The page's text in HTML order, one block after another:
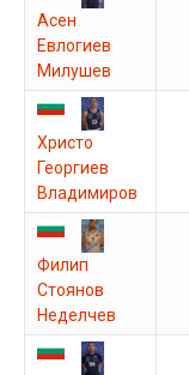
Асен
Евлогиев
Милушев
Христо
Георгиев
Владимиров
Филип
Стоянов
Неделчев